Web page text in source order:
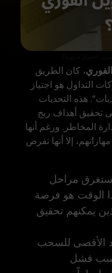
، كان الطريق
التداول هو اجتياز
هذه التحديات
تحقيق أهداف ربح
المخاطر. ورغم أنها
إلا أنها تفرض
مراحل
الوقت هو فرصة
يمكنهم تحقيق
الأقصى للسحب
فشل